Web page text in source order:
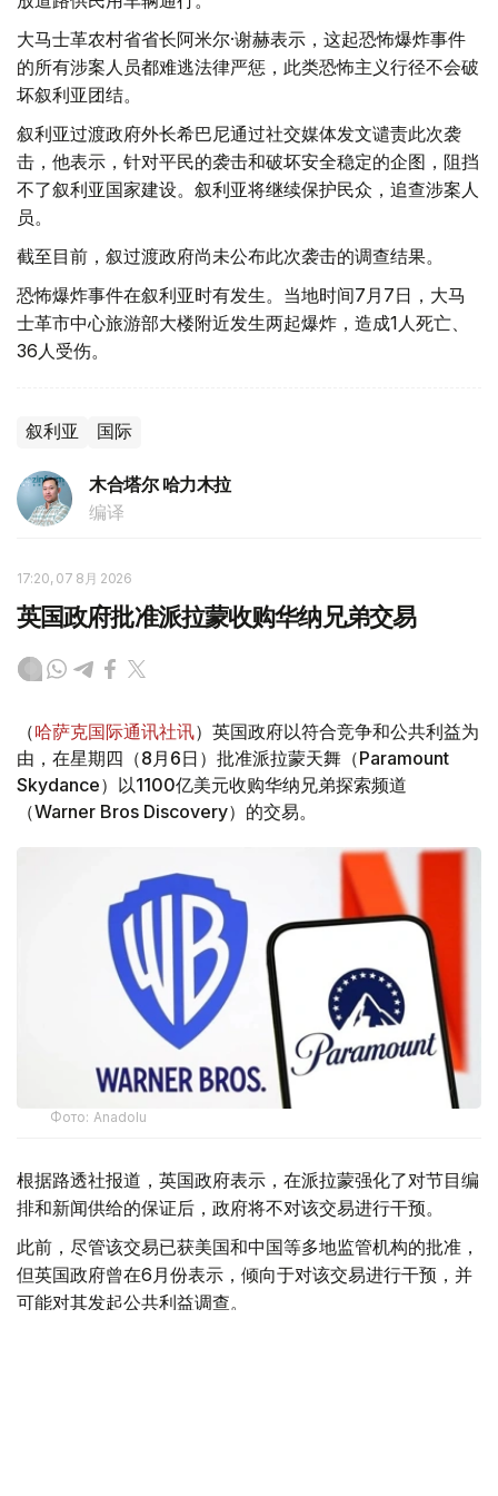
大马士革农村省省长阿米尔·谢赫表示，这起恐怖爆炸事件
的所有涉案人员都难逃法律严惩，此类恐怖主义行径不会破
坏叙利亚团结。
叙利亚过渡政府外长希巴尼通过社交媒体发文谴责此次袭
击，他表示，针对平民的袭击和破坏安全稳定的企图，阻挡
不了叙利亚国家建设。叙利亚将继续保护民众，追查涉案人
员。
截至目前，叙过渡政府尚未公布此次袭击的调查结果。
恐怖爆炸事件在叙利亚时有发生。当地时间7月7日，大马
士革市中心旅游部大楼附近发生两起爆炸，造成1人死亡、
36人受伤。
叙利亚 国际
木合塔尔 哈力木拉
编译
17:20, 07 8月 2026
英国政府批准派拉蒙收购华纳兄弟交易
（哈萨克国际通讯社讯）英国政府以符合竞争和公共利益为
由，在星期四（8月6日）批准派拉蒙天舞（Paramount
Skydance）以1100亿美元收购华纳兄弟探索频道
（Warner Bros Discovery）的交易。
Фото: Аnadolu
根据路透社报道，英国政府表示，在派拉蒙强化了对节目编
排和新闻供给的保证后，政府将不对该交易进行干预。
此前，尽管该交易已获美国和中国等多地监管机构的批准，
但英国政府曾在6月份表示，倾向于对该交易进行干预，并
可能对其发起公共利益调查。